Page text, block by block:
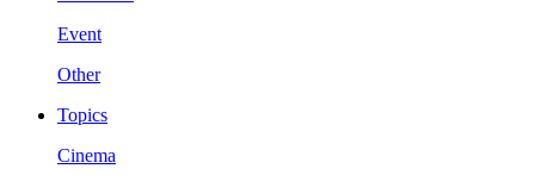
Event
Other
Topics
Cinema